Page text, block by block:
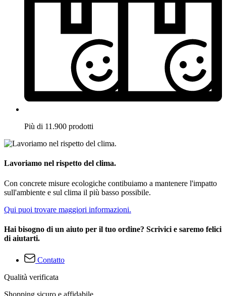
Più di 11.900 prodotti
Lavoriamo nel rispetto del clima.
Con concrete misure ecologiche contibuiamo a mantenere l'impatto
sull'ambiente e sul clima il più basso possibile.
Qui puoi trovare maggiori informazioni.
Hai bisogno di un aiuto per il tuo ordine? Scrivici e saremo felici
di aiutarti.
Contatto
Qualità verificata
Shopping sicuro e affidabile